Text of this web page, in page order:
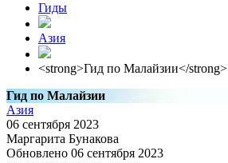
Гиды
Азия
<strong>Гид по Малайзии</strong>
Гид по Малайзии
Азия
06 сентября 2023
Маргарита Бунакова
Обновлено 06 сентября 2023